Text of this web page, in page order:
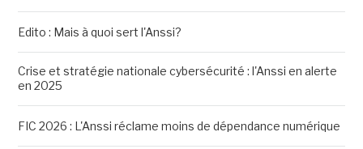
Edito : Mais à quoi sert l'Anssi?
Crise et stratégie nationale cybersécurité : l'Anssi en alerte
en 2025
FIC 2026 : L'Anssi réclame moins de dépendance numérique